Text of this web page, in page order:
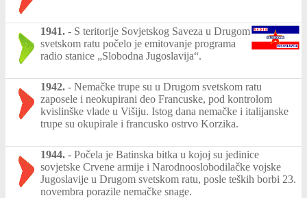
1941. - S teritorije Sovjetskog Saveza u Drugom
svetskom ratu počelo je emitovanje programa
radio stanice „Slobodna Jugoslavija“.
1942. - Nemačke trupe su u Drugom svetskom ratu
zaposele i neokupirani deo Francuske, pod kontrolom
kvislinške vlade u Višiju. Istog dana nemačke i italijanske
trupe su okupirale i francusko ostrvo Korzika.
1944. - Počela je Batinska bitka u kojoj su jedinice
sovjetske Crvene armije i Narodnooslobodilačke vojske
Jugoslavije u Drugom svetskom ratu, posle teških borbi 23.
novembra porazile nemačke snage.